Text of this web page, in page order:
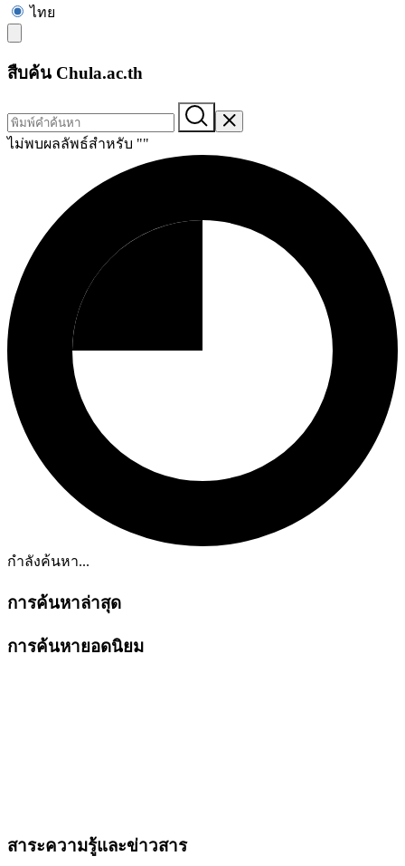
ไทย
สืบค้น Chula.ac.th
ไม่พบผลลัพธ์สำหรับ ""
กำลังค้นหา...
การค้นหาล่าสุด
การค้นหายอดนิยม
สาระความรู้และข่าวสาร